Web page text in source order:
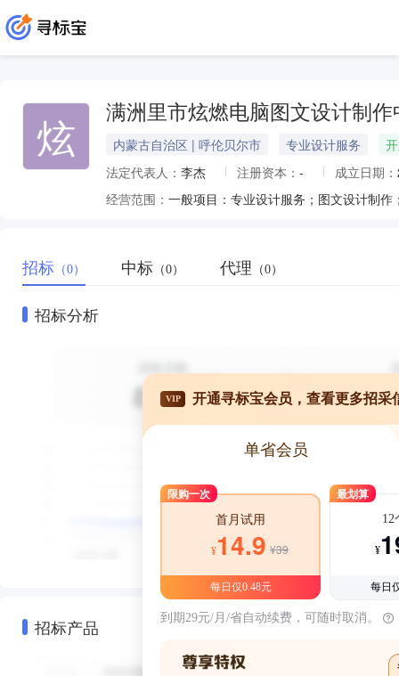
炫 满洲里市炫燃电脑图文设计制作
内蒙古自治区 | 呼伦贝尔市 专业设计服务
法定代表人： 李杰 注册资本： - 成立日期：
经营范围：
招标 （0） 中标 （0） 代理 （0）
招标分析
招标产品
VIP 开通寻标宝会员，查看更多招采
单省会员
限购一次
首月试用
¥14.9 ¥39
每日仅0.48元
最划算
12
¥
每日
到期29元/月/省自动续费，可随时取消。